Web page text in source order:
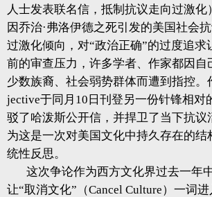
人士发表联名信，抵制抗议走向过激化
因乔治·弗洛伊德之死引发的美国社会
过激化倾向，对“政治正确”的过度追求
前的审查压力，许多学者、作家都因自
少数族裔、社会弱势群体而遭到指控。
jective于同月10日刊登另一份针锋相对
驳了哈泼斯公开信，并捍卫了当下抗议
为这是一次对美国文化中持久存在的结
统性反思。
这次争论作为西方文化界过去一年
让“取消文化”（Cancel Culture）一词